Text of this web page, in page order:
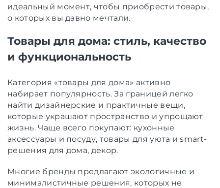
идеальный момент, чтобы приобрести товары,
о которых вы давно мечтали.
Товары для дома: стиль, качество
и функциональность
Категория «товары для дома» активно
набирает популярность. За границей легко
найти дизайнерские и практичные вещи,
которые украшают пространство и упрощают
жизнь. Чаще всего покупают: кухонные
аксессуары и посуду, товары для уюта и smart-
решения для дома, декор.
Многие бренды предлагают экологичные и
минималистичные решения, которых не